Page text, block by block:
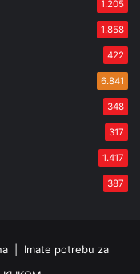
1.205
1.858
422
6.841
348
317
1.417
387
| Imate potrebu za